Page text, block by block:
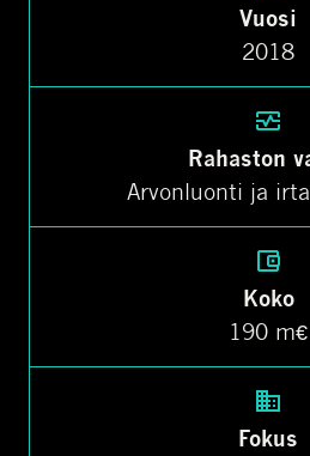
Vuosi
2018
Rahaston
Arvonluonti ja
Koko
190 m€
Fokus